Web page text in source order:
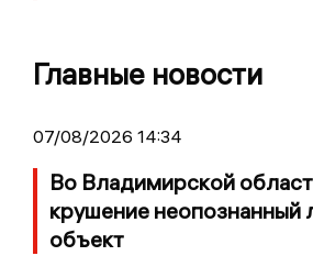
Главные новости
07/08/2026 14:34
Во Владимирской
крушение неопознанный
объект